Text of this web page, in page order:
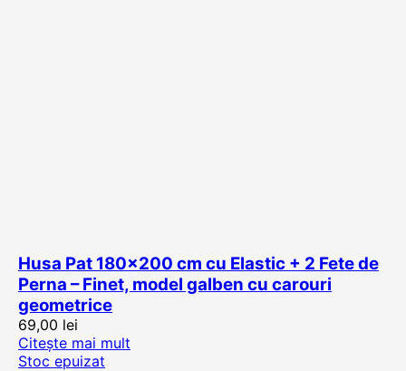
Husa Pat 180×200 cm cu Elastic + 2 Fete de
Perna – Finet, model galben cu carouri
geometrice
69,00 lei
Citește mai mult
Stoc epuizat